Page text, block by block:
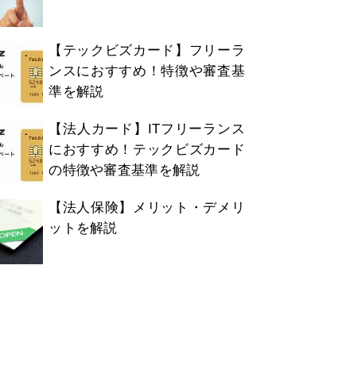
【テックビズカード】フリーラ
ンスにおすすめ！特徴や審査基
準を解説
【法人カード】ITフリーランス
におすすめ！テックビズカード
の特徴や審査基準を解説
【法人保険】メリット・デメリ
ットを解説